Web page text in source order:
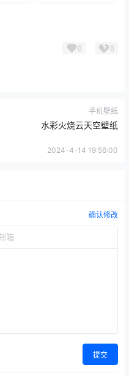
0 0
手机壁纸
水彩火烧云天空壁纸
2024-4-14 19:56:00
确认修改
提交